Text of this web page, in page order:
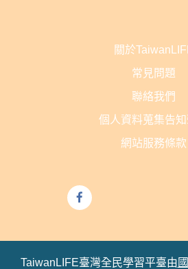
關於
常見問題
聯絡我們
個人資料蒐集告知
網站服務條款
TaiwanLIFE臺灣全民學習平臺由